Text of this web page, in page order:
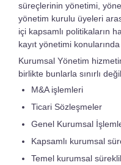
süreçlerinin yönetimi,
yönetim kurulu üyeleri
içi kapsamlı politikaların
kayıt yönetimi
Kurumsal Yönetim
birlikte bunlarla sınırlı
M&A işlemleri
Ticari Sözleşmeler
Genel Kurumsal
Kapsamlı kurumsal
Temel kurumsal